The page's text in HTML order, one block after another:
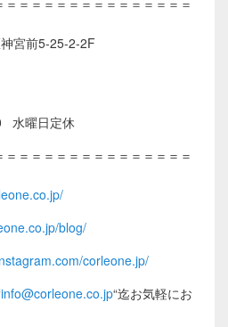
宮前5-25-2-2F
水曜日定休
＝＝＝＝＝＝＝＝＝＝＝＝＝＝
blog/
corleone.jp/
info@corleone.co.jp“迄お気軽にお